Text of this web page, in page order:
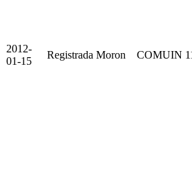
2012-
01-15
Registrada Moron COMUIN